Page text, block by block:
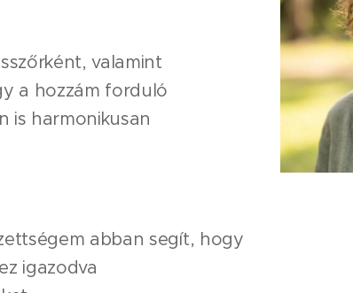
valamint
a hozzám forduló
is harmonikusan
abban segít, hogy
igazodva